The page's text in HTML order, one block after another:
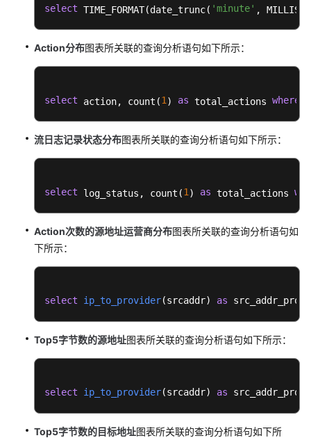
索
与
分
（即
下
线
SQL
式）
日
志
日
志
视
述
select TIME_FORMAT(date_trunc( 'minute' ,
Action分布图表所关联的查询分析语句如下所示：
select action, count(1 ) as total_actions where
流日志记录状态分布图表所关联的查询分析语句如下所示：
select log_status, count(1 ) as total_actions
Action次数的源地址运营商分布图表所关联的查询分析语句如
下所示：
select ip_to_provider(srcaddr) as
Top5字节数的源地址图表所关联的查询分析语句如下所示：
select ip_to_provider(srcaddr) as
Top5字节数的目标地址图表所关联的查询分析语句如下所